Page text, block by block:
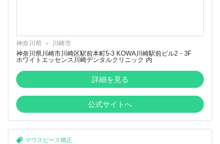
神奈川県 ＞ 川崎市
神奈川県川崎市川崎区駅前本町5-3 KOWA川崎駅前ビル2・3F
ホワイトエッセンス川崎デンタルクリニック 内
詳細を見る
公式サイトへ
マウスピース矯正